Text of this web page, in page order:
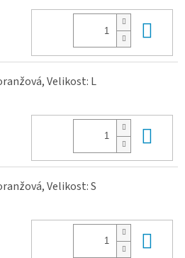
Velikost: L
Velikost: S